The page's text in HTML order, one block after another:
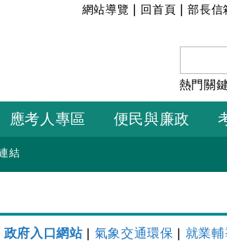
:::
網站導覽 回首頁 |部長信
熱門關
應考人專區 便民與廉政
結
政府入口網站| 氣象交通環保 就業